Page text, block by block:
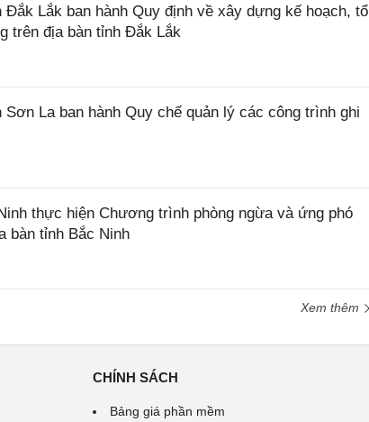
Lắk ban hành Quy định về xây dựng kế hoạch, tổ
trên địa bàn tỉnh Đắk Lắk
La ban hành Quy chế quản lý các công trình ghi
thực hiện Chương trình phòng ngừa và ứng phó
bàn tỉnh Bắc Ninh
Xem thêm
CHÍNH SÁCH
Bảng giá phần mềm